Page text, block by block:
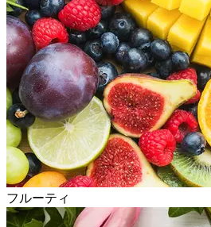
フルーティ